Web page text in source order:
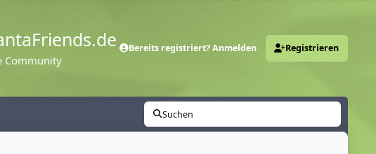
Community
Bereits registriert? Anmelden Registrieren
Suchen